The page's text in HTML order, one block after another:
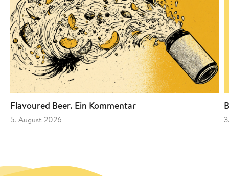
Flavoured Beer. Ein Kommentar
5. August 2026